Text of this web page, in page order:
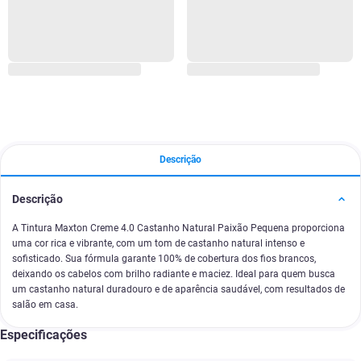
Descrição
Descrição
A Tintura Maxton Creme 4.0 Castanho Natural Paixão Pequena proporciona
uma cor rica e vibrante, com um tom de castanho natural intenso e
sofisticado. Sua fórmula garante 100% de cobertura dos fios brancos,
deixando os cabelos com brilho radiante e maciez. Ideal para quem busca
um castanho natural duradouro e de aparência saudável, com resultados de
salão em casa.
Especificações